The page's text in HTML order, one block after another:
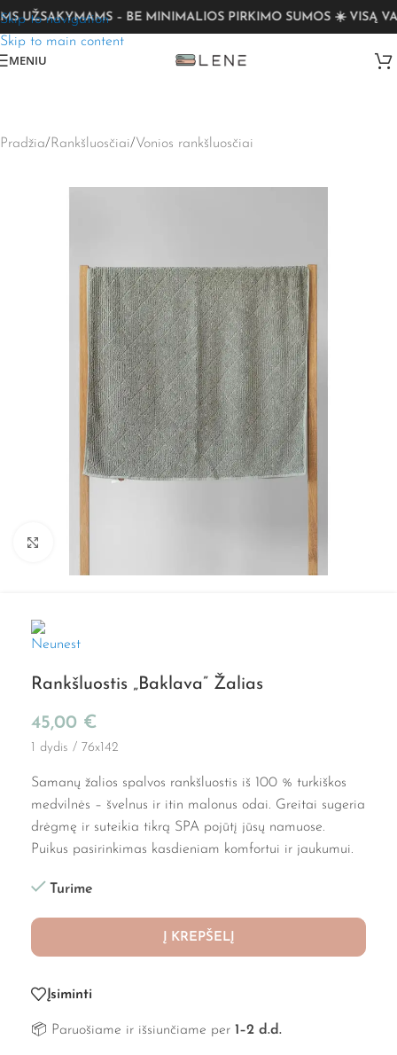
Skip to navigation
Skip to main content
– BE MINIMALIOS PIRKIMO SUMOS ☀️ VISĄ
MENIU
Pradžia/Rankšluosčiai/Vonios rankšluosčiai
Rankšluostis „Baklava” Žalias
45,00 €
1 dydis / 76x142
Samanų žalios spalvos rankšluostis iš 100 % turkiškos
medvilnės – švelnus ir itin malonus odai. Greitai sugeria
drėgmę ir suteikia tikrą SPA pojūtį jūsų namuose.
Puikus pasirinkimas kasdieniam komfortui ir jaukumui.
Turime
Į KREPŠELĮ
Įsiminti
📦 Paruošiame ir išsiunčiame per 1–2 d.d.